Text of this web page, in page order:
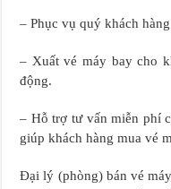
– Phục vụ quý khách
– Xuất vé máy bay cho
động.
– Hỗ trợ tư vấn miễn phí
giúp khách hàng mua vé
Đại lý (phòng) bán vé